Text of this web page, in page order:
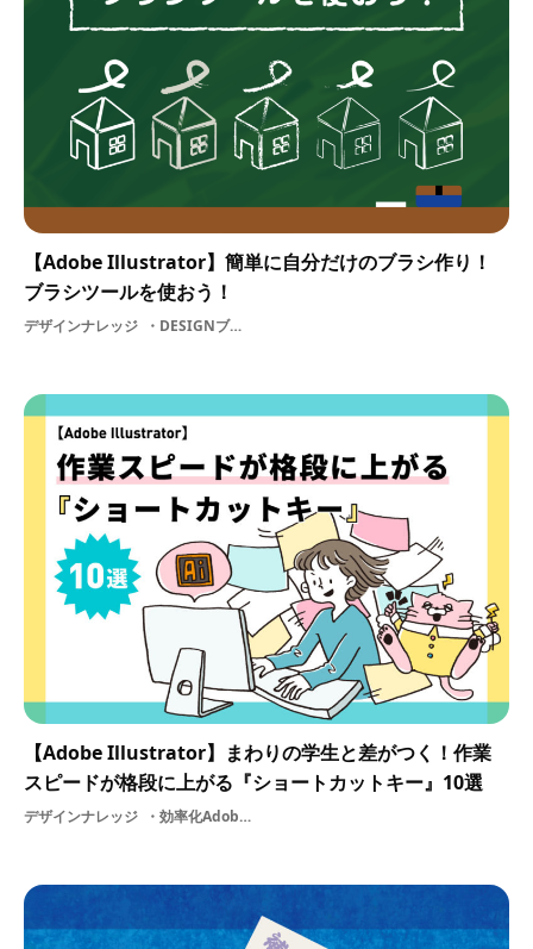
【Adobe Illustrator】簡単に自分だけのブラシ作り！
ブラシツールを使おう！
デザインナレッジ DESIGNブラシツールデザインIllustratorAdobeIllustratorイラストレーターadobe
【Adobe Illustrator】まわりの学生と差がつく！作業
スピードが格段に上がる『ショートカットキー』10選
デザインナレッジ 効率化AdobeIllustrator基礎制作基礎知識グラフィック学生イラストレーターadobeショートカットキーデザインツールノウハウデザイン作業Illustrator